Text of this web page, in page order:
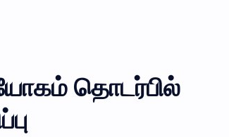
தொடர்பில்